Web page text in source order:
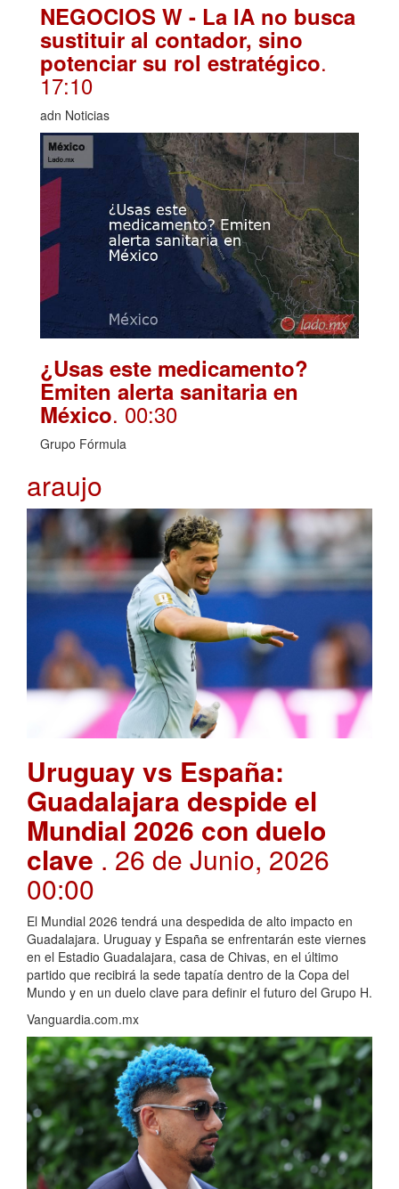
NEGOCIOS W - La IA no busca
sustituir al contador, sino
potenciar su rol estratégico.
17:10
adn Noticias
¿Usas este medicamento?
Emiten alerta sanitaria en
México. 00:30
Grupo Fórmula
araujo
Uruguay vs España:
Guadalajara despide el
Mundial 2026 con duelo
clave . 26 de Junio, 2026
00:00
El Mundial 2026 tendrá una despedida de alto impacto en
Guadalajara. Uruguay y España se enfrentarán este viernes
en el Estadio Guadalajara, casa de Chivas, en el último
partido que recibirá la sede tapatía dentro de la Copa del
Mundo y en un duelo clave para definir el futuro del Grupo H.
Vanguardia.com.mx